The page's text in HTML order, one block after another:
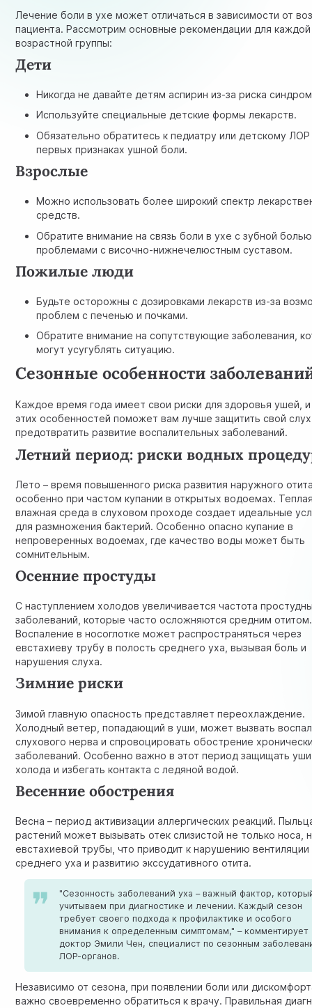
Лечение боли в ухе может отличаться в зависимости от
пациента. Рассмотрим основные рекомендации для каждой
возрастной группы:
Дети
Никогда не давайте детям аспирин из-за риска
Используйте специальные детские формы лекарств.
Обязательно обратитесь к педиатру или детскому
первых признаках ушной боли.
Взрослые
Можно использовать более широкий спектр
средств.
Обратите внимание на связь боли в ухе с зубной
проблемами с височно-нижнечелюстным суставом.
Пожилые люди
Будьте осторожны с дозировками лекарств из-за
проблем с печенью и почками.
Обратите внимание на сопутствующие заболевания,
могут усугублять ситуацию.
Сезонные особенности
Каждое время года имеет свои риски для здоровья ушей, и
этих особенностей поможет вам лучше защитить свой
предотвратить развитие воспалительных заболеваний.
Летний период: риски водных
Лето – время повышенного риска развития наружного
особенно при частом купании в открытых водоемах.
влажная среда в слуховом проходе создает идеальные
для размножения бактерий. Особенно опасно купание в
непроверенных водоемах, где качество воды может быть
сомнительным.
Осенние простуды
С наступлением холодов увеличивается частота
заболеваний, которые часто осложняются средним отитом.
Воспаление в носоглотке может распространяться через
евстахиеву трубу в полость среднего уха, вызывая боль и
нарушения слуха.
Зимние риски
Зимой главную опасность представляет переохлаждение.
Холодный ветер, попадающий в уши, может вызвать
слухового нерва и спровоцировать обострение
заболеваний. Особенно важно в этот период защищать
холода и избегать контакта с ледяной водой.
Весенние обострения
Весна – период активизации аллергических реакций.
растений может вызывать отек слизистой не только носа,
евстахиевой трубы, что приводит к нарушению вентиляции
среднего уха и развитию экссудативного отита.
"Сезонность заболеваний уха – важный фактор,
учитываем при диагностике и лечении. Каждый сезон
требует своего подхода к профилактике и особого
внимания к определенным симптомам," – комментирует
доктор Эмили Чен, специалист по сезонным
ЛОР-органов.
Независимо от сезона, при появлении боли или
важно своевременно обратиться к врачу. Правильная